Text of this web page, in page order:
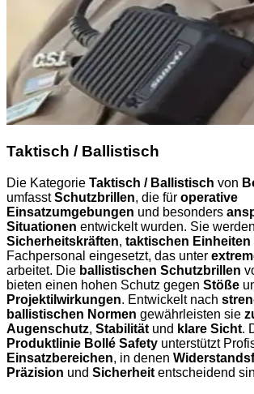
Taktisch / Ballistisch
Die Kategorie Taktisch / Ballistisch von
umfasstSchutzbrillen, die für operative
Einsatzumgebungen und besonders
Situationen entwickelt wurden. Sie
Sicherheitskräften, taktischen Einheiten
Fachpersonal eingesetzt, das unter
arbeitet. Die ballistischen Schutzbrillen
bieten einen hohen Schutz gegen Stöße
Projektilwirkungen. Entwickelt nach
ballistischen Normen gewährleisten sie
Augenschutz, Stabilität und klare Sicht.
Produktlinie Bollé Safety unterstützt
Einsatzbereichen, in denen
Präzision und Sicherheit entscheidend